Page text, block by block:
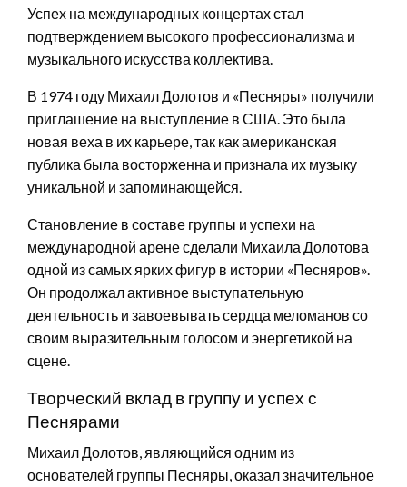
Успех на международных концертах стал
подтверждением высокого профессионализма и
музыкального искусства коллектива.
В 1974 году Михаил Долотов и «Песняры» получили
приглашение на выступление в США. Это была
новая веха в их карьере, так как американская
публика была восторженна и признала их музыку
уникальной и запоминающейся.
Становление в составе группы и успехи на
международной арене сделали Михаила Долотова
одной из самых ярких фигур в истории «Песняров».
Он продолжал активное выступательную
деятельность и завоевывать сердца меломанов со
своим выразительным голосом и энергетикой на
сцене.
Творческий вклад в группу и успех с
Песнярами
Михаил Долотов, являющийся одним из
основателей группы Песняры, оказал значительное